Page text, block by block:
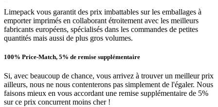
Limepack vous garantit des prix imbattables sur les emballages à
emporter imprimés en collaborant étroitement avec les meilleurs
fabricants européens, spécialisés dans les commandes de petites
quantités mais aussi de plus gros volumes.
100% Price-Match, 5% de remise supplémentaire
Si, avec beaucoup de chance, vous arrivez à trouver un meilleur prix
ailleurs, nous ne nous contenterons pas simplement de l'égaler. Nous
faisons mieux en vous accordant une remise supplémentaire de 5%
sur ce prix concurrent moins cher !